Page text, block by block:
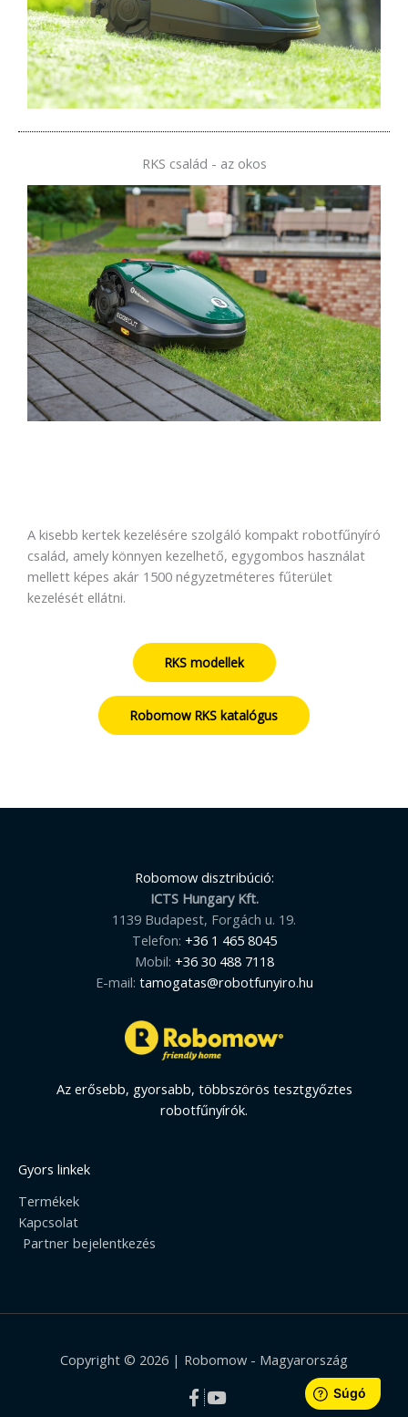
RKS család - az okos
A kisebb kertek kezelésére szolgáló kompakt robotfűnyíró
család, amely könnyen kezelhető, egygombos használat
mellett képes akár 1500 négyzetméteres fűterület
kezelését ellátni.
RKS modellek
Robomow RKS katalógus
Robomow disztribúció:
ICTS Hungary Kft.
1139 Budapest, Forgách u. 19.
Telefon: +36 1 465 8045
Mobil: +36 30 488 7118
E-mail: tamogatas@robotfunyiro.hu
Az erősebb, gyorsabb, többszörös tesztgyőztes
robotfűnyírók.
Gyors linkek
Termékek
Kapcsolat
Partner bejelentkezés
Copyright © 2026 | Robomow - Magyarország